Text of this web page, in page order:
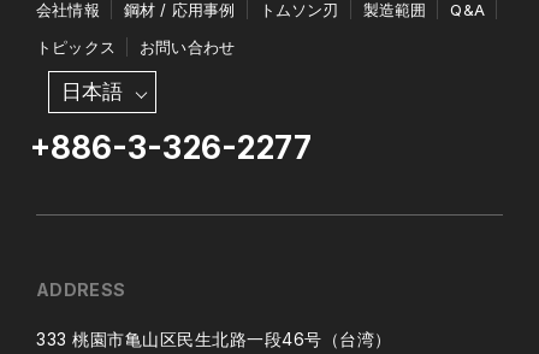
会社情報 鋼材 / 応用事例 トムソン刃 製造範囲
Q&A
トピックス
お問い合わせ
日本語
+886-3-326-2277
ADDRESS
333 桃園市亀山区民生北路一段46号（台湾）